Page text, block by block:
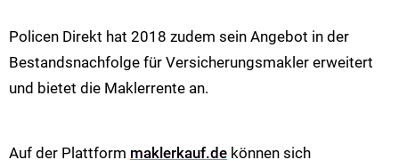
Policen Direkt hat 2018 zudem sein Angebot in der
Bestandsnachfolge für Versicherungsmakler erweitert
und bietet die Maklerrente an.
Auf der Plattform maklerkauf.de können sich